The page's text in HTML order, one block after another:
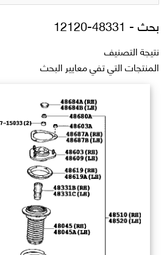
بحث - 48331-12120
نتيجة التصنيف
المنتجات التي تفي معايير البحث